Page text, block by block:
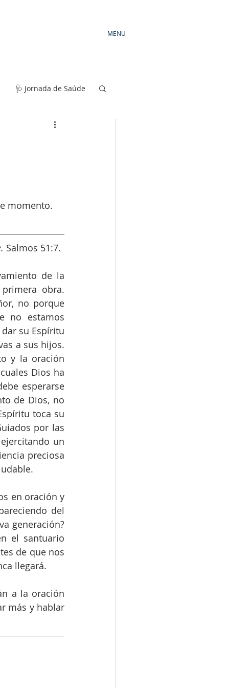
MENU
🩺 Jornada de Saúde
momento.
Salmos 51:7.
de la
obra.
no porque
no estamos
su Espíritu
a sus hijos.
y la oración
Dios ha
esperarse
de Dios, no
toca su
por las
un
preciosa
en oración y
del
generación?
el santuario
de que nos
llegará.
a la oración
más y hablar